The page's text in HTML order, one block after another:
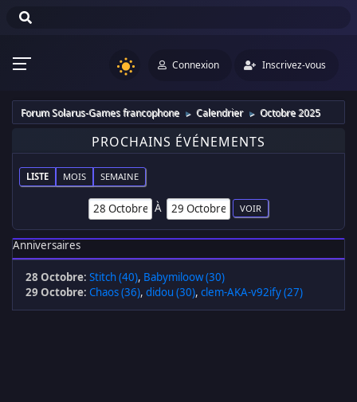
Connexion Inscrivez-vous
Forum Solarus-Games francophone ► Calendrier ► Octobre 2025
PROCHAINS ÉVÉNEMENTS
LISTE MOIS SEMAINE
À
Anniversaires
28 Octobre: Stitch (40), Babymiloow (30)
29 Octobre: Chaos (36), didou (30), clem-AKA-v92ify (27)